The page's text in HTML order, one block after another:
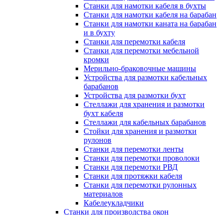
Станки для намотки кабеля в бухты
Станки для намотки кабеля на барабан
Станки для намотки каната на барабан
и в бухту
Станки для перемотки кабеля
Станки для перемотки мебельной
кромки
Мерильно-браковочные машины
Устройства для размотки кабельных
барабанов
Устройства для размотки бухт
Стеллажи для хранения и размотки
бухт кабеля
Стеллажи для кабельных барабанов
Стойки для хранения и размотки
рулонов
Станки для перемотки ленты
Станки для перемотки проволоки
Станки для перемотки РВД
Станки для протяжки кабеля
Станки для перемотки рулонных
материалов
Кабелеукладчики
Станки для производства окон